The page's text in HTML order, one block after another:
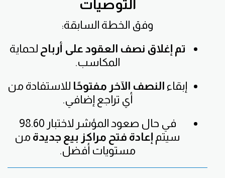
التوصيات
وفق الخطة السابقة:
تم إغلاق نصف العقود على أرباح لحماية
المكاسب.
إبقاء النصف الآخر مفتوحًا للاستفادة من
أي تراجع إضافي.
في حال صعود المؤشر لاختبار 98.60
سيتم إعادة فتح مراكز بيع جديدة من
مستويات أفضل.